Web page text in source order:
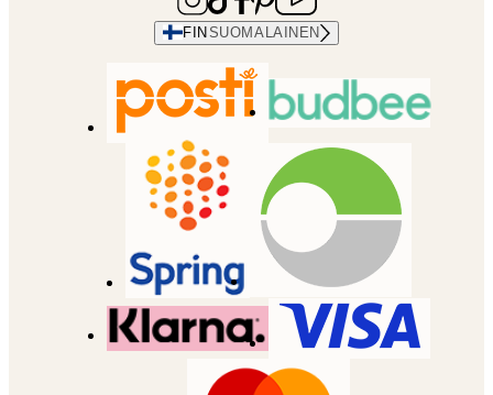
FIN SUOMALAINEN